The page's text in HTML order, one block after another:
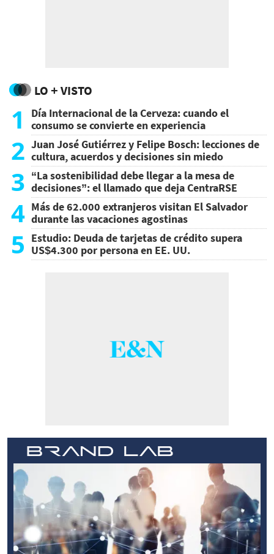
LO + VISTO
1
Día Internacional de la Cerveza: cuando el
consumo se convierte en experiencia
2 Juan José Gutiérrez y Felipe Bosch: lecciones de
cultura, acuerdos y decisiones sin miedo
3 “La sostenibilidad debe llegar a la mesa de
decisiones”: el llamado que deja CentraRSE
4 Más de 62.000 extranjeros visitan El Salvador
durante las vacaciones agostinas
5 Estudio: Deuda de tarjetas de crédito supera
US$4.300 por persona en EE. UU.